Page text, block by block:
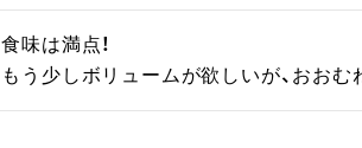
食味は満点！
もう少しボリュームが欲しいが、おおむ